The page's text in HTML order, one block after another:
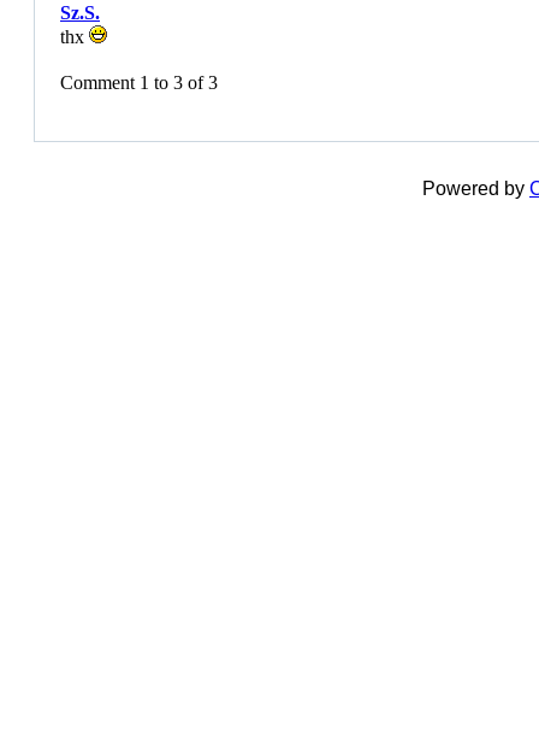
Sz.S.
thx
Comment 1 to 3 of 3
Powered by